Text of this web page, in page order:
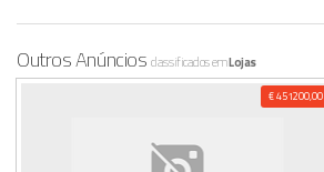
Outros Anúncios classificados emLojas
€ 451200,00